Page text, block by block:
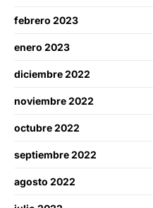
febrero 2023
enero 2023
diciembre 2022
noviembre 2022
octubre 2022
septiembre 2022
agosto 2022